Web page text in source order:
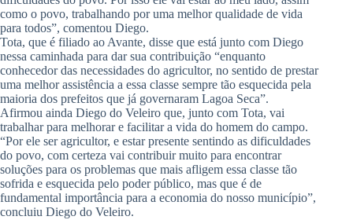
como o povo, trabalhando por uma melhor qualidade de vida
para todos”, comentou Diego.
Tota, que é filiado ao Avante, disse que está junto com Diego
nessa caminhada para dar sua contribuição “enquanto
conhecedor das necessidades do agricultor, no sentido de prestar
uma melhor assistência a essa classe sempre tão esquecida pela
maioria dos prefeitos que já governaram Lagoa Seca”.
Afirmou ainda Diego do Veleiro que, junto com Tota, vai
trabalhar para melhorar e facilitar a vida do homem do campo.
“Por ele ser agricultor, e estar presente sentindo as dificuldades
do povo, com certeza vai contribuir muito para encontrar
soluções para os problemas que mais afligem essa classe tão
sofrida e esquecida pelo poder público, mas que é de
fundamental importância para a economia do nosso município”,
concluiu Diego do Veleiro.